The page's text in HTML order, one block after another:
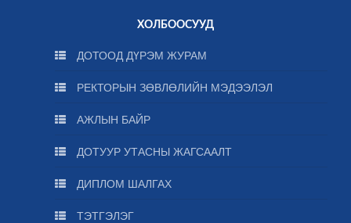
ХОЛБООСУУД
ДОТООД ДҮРЭМ ЖУРАМ
РЕКТОРЫН ЗӨВЛӨЛИЙН МЭДЭЭЛЭЛ
АЖЛЫН БАЙР
ДОТУУР УТАСНЫ ЖАГСААЛТ
ДИПЛОМ ШАЛГАХ
ТЭТГЭЛЭГ